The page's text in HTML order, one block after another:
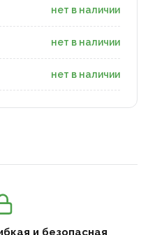
нет в наличии
нет в наличии
нет в наличии
и безопасная